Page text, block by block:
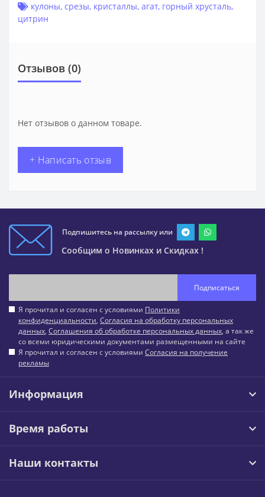
кулоны, срезы, кристаллы, агат, горный хрусталь,
цитрин
Отзывов (0)
Нет отзывов о данном товаре.
+ Написать отзыв
Подпишитесь на рассылку или
Сообщим о Новинках и Скидках !
Подписаться
Я прочитал и согласен с условиями Политики
конфиденциальности, Согласия на обработку персональных
данных, Соглашения об обработке персональных данных, а так же
со всеми юридическими документами размещенными на сайте
Я прочитал и согласен с условиями Согласия на получение
рекламы
Информация
Время работы
Наши контакты